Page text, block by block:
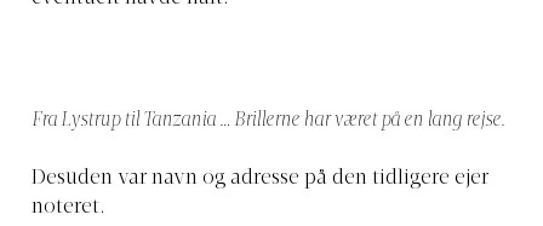
Fra Lystrup til Tanzania … Brillerne har været på en lang rejse.
Desuden var navn og adresse på den tidligere ejer
noteret.